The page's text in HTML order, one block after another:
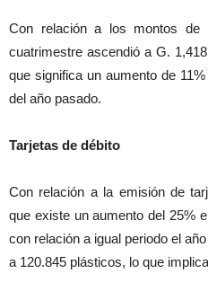
Con relación a los montos de
cuatrimestre ascendió a G.
que significa un aumento de
del año pasado.
Tarjetas de débito
Con relación a la emisión de
que existe un aumento del 25%
con relación a igual periodo el
a 120.845 plásticos, lo que